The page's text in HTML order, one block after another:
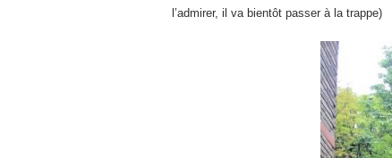
l’admirer, il va bientôt passer à la trappe)